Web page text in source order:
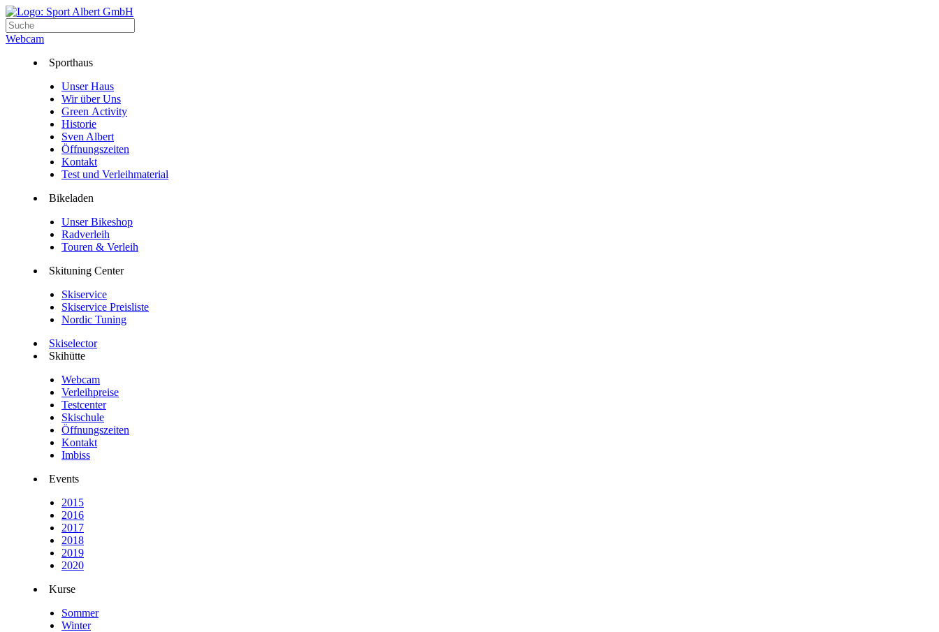
Webcam
Sporthaus
Unser Haus
Wir über Uns
Green Activity
Historie
Sven Albert
Öffnungszeiten
Kontakt
Test und Verleihmaterial
Bikeladen
Unser Bikeshop
Radverleih
Touren & Verleih
Skituning Center
Skiservice
Skiservice Preisliste
Nordic Tuning
Skiselector
Skihütte
Webcam
Verleihpreise
Testcenter
Skischule
Öffnungszeiten
Kontakt
Imbiss
Events
2015
2016
2017
2018
2019
2020
Kurse
Sommer
Winter